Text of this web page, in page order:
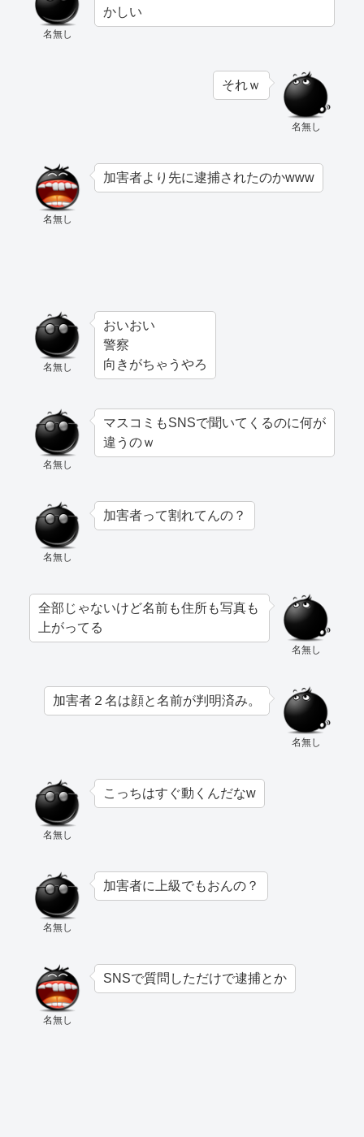
名無し
かしい
名無し
それｗ
名無し
加害者より先に逮捕されたのかwww
名無し
おいおい
警察
向きがちゃうやろ
名無し
マスコミもSNSで聞いてくるのに何が
違うのｗ
名無し
加害者って割れてんの？
名無し
全部じゃないけど名前も住所も写真も
上がってる
名無し
加害者２名は顔と名前が判明済み。
名無し
こっちはすぐ動くんだなw
名無し
加害者に上級でもおんの？
名無し
SNSで質問しただけで逮捕とか